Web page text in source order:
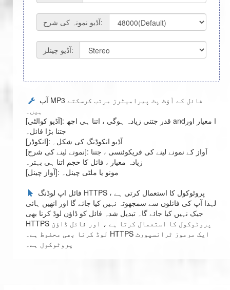
آڈیو نمونہ کی شرح:
آڈیو چینلز:
ہیں۔
[آڈیو کوالٹی]: قدر جتنی زیادہ ہوگی ، اتنا ہی اچھ andا معیار اور
جتنا بڑا فائل۔
[انکوڈر]: آڈیو انکوڈنگ کی شکل۔
[نمونے لینے کی شرح]: آواز کے نمونے لینے کی فریکوئنسی ، جتنا
زیادہ معیار ، فائل کا حجم اتنا ہی بہتر۔
[آواز چینل]: مونو یا ملٹی چینل۔
لہذا آپ کی فائلوں سے سمجھوتہ نہیں کیا جائے گا اور انھیں ہائی
جیک نہیں کیا جائے گا۔ تبدیل شدہ فائل کو ڈاؤن لوڈ کرنا بھی
HTTPS پروٹوکول کا استعمال کرتا ہے ، اور فائل ڈاؤن
لوڈ کرنا بھی محفوظ ہے۔ HTTPS ایک مرموز ٹرانسپورٹ
پروٹوکول ہے۔